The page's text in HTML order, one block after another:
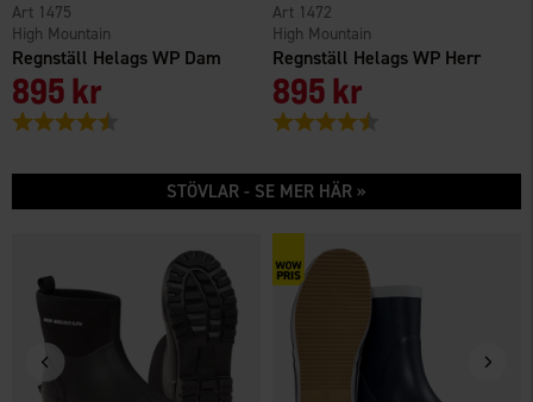
Regnställ Helags WP Dam
High Mountain
1475
895 kr
Betyg:
Regnställ Helags WP Herr
High Mountain
1472
895 kr
Betyg:
STÖVLAR - SE MER HÄR »